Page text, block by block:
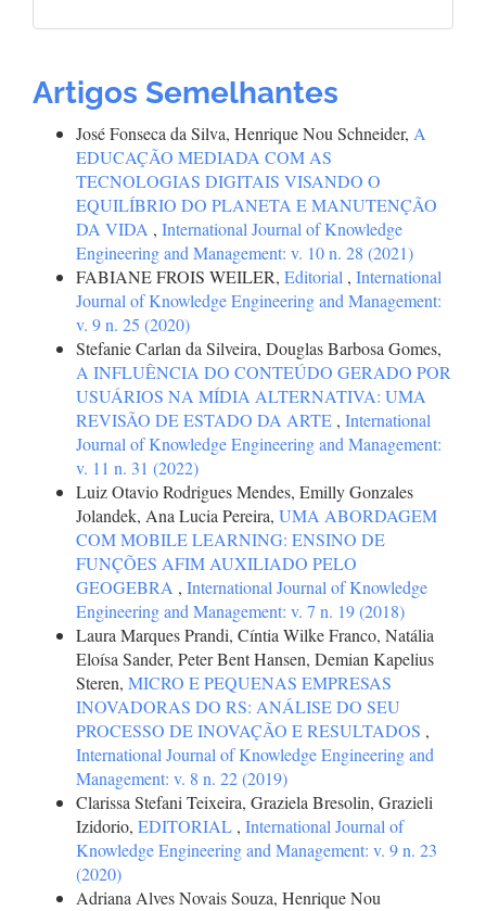
Artigos Semelhantes
José Fonseca da Silva, Henrique Nou Schneider, A
EDUCAÇÃO MEDIADA COM AS
TECNOLOGIAS DIGITAIS VISANDO O
EQUILÍBRIO DO PLANETA E MANUTENÇÃO
DA VIDA , International Journal of Knowledge
Engineering and Management: v. 10 n. 28 (2021)
FABIANE FROIS WEILER, Editorial , International
Journal of Knowledge Engineering and Management:
v. 9 n. 25 (2020)
Stefanie Carlan da Silveira, Douglas Barbosa Gomes,
A INFLUÊNCIA DO CONTEÚDO GERADO POR
USUÁRIOS NA MÍDIA ALTERNATIVA: UMA
REVISÃO DE ESTADO DA ARTE , International
Journal of Knowledge Engineering and Management:
v. 11 n. 31 (2022)
Luiz Otavio Rodrigues Mendes, Emilly Gonzales
Jolandek, Ana Lucia Pereira, UMA ABORDAGEM
COM MOBILE LEARNING: ENSINO DE
FUNÇÕES AFIM AUXILIADO PELO
GEOGEBRA , International Journal of Knowledge
Engineering and Management: v. 7 n. 19 (2018)
Laura Marques Prandi, Cíntia Wilke Franco, Natália
Eloísa Sander, Peter Bent Hansen, Demian Kapelius
Steren, MICRO E PEQUENAS EMPRESAS
INOVADORAS DO RS: ANÁLISE DO SEU
PROCESSO DE INOVAÇÃO E RESULTADOS ,
International Journal of Knowledge Engineering and
Management: v. 8 n. 22 (2019)
Clarissa Stefani Teixeira, Graziela Bresolin, Grazieli
Izidorio, EDITORIAL , International Journal of
Knowledge Engineering and Management: v. 9 n. 23
(2020)
Adriana Alves Novais Souza, Henrique Nou